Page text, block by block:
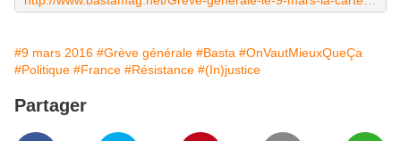
#9 mars 2016 #Grève générale #Basta #OnVautMieuxQueÇa
#Politique #France #Résistance #(In)justice
Partager